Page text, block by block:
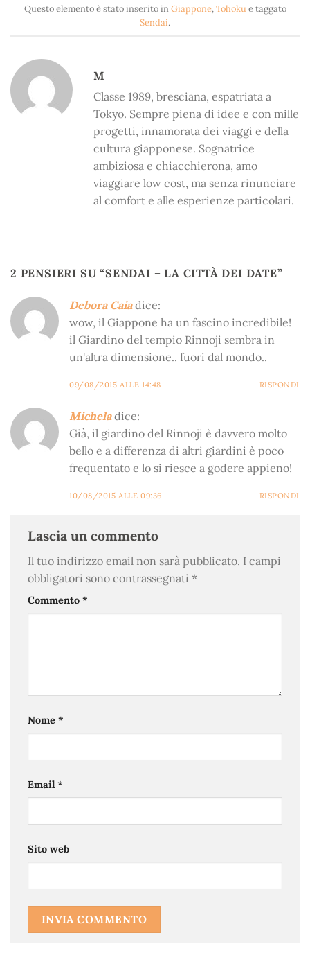
Questo elemento è stato inserito inGiappone,Tohoku e taggato
Sendai.
M
Classe 1989, bresciana, espatriata a
Tokyo. Sempre piena di idee e con mille
progetti, innamorata dei viaggi e della
cultura giapponese. Sognatrice
ambiziosa e chiacchierona, amo
viaggiare low cost, ma senza rinunciare
al comfort e alle esperienze particolari.
2 PENSIERI SU “SENDAI – LA CITTÀ DEI DATE”
Debora Caia dice:
wow, il Giappone ha un fascino incredibile!
il Giardino del tempio Rinnoji sembra in
un'altra dimensione.. fuori dal mondo..
09/08/2015 ALLE 14:48 RISPONDI
Michela dice:
Già, il giardino del Rinnoji è davvero molto
bello e a differenza di altri giardini è poco
frequentato e lo si riesce a godere appieno!
10/08/2015 ALLE 09:36 RISPONDI
Lascia un commento
Il tuo indirizzo email non sarà pubblicato. I campi
obbligatori sono contrassegnati *
Commento *
Nome *
Email*
Sito web